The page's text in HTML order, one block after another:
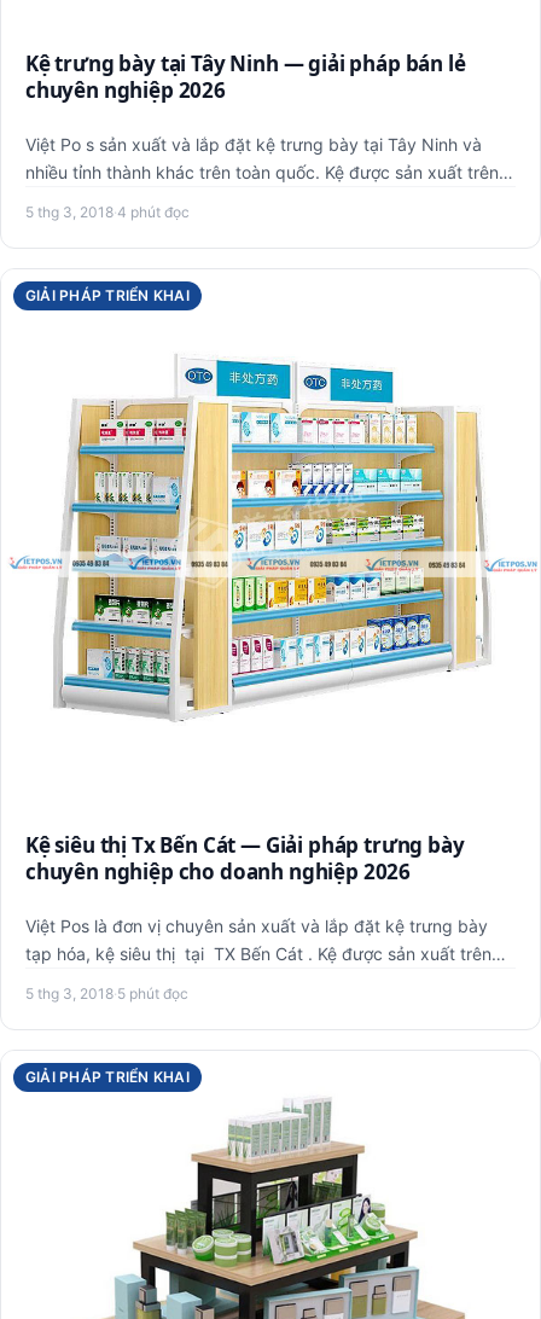
Kệ trưng bày tại Tây Ninh — giải pháp bán lẻ
chuyên nghiệp 2026
Việt Po s sản xuất và lắp đặt kệ trưng bày tại Tây Ninh và
nhiều tỉnh thành khác trên toàn quốc. Kệ được sản xuất trên
5 thg 3, 2018·4 phút đọc
GIẢI PHÁP TRIỂN KHAI
Kệ siêu thị Tx Bến Cát — Giải pháp trưng bày
chuyên nghiệp cho doanh nghiệp 2026
Việt Pos là đơn vị chuyên sản xuất và lắp đặt kệ trưng bày
tạp hóa, kệ siêu thị tại TX Bến Cát . Kệ được sản xuất trên…
5 thg 3, 2018·5 phút đọc
GIẢI PHÁP TRIỂN KHAI